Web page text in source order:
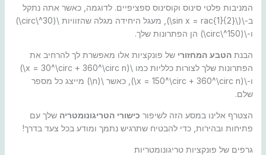
המניבות פלטי סינוס וקוסינוס ספציפיים. לדוגמה, כאשר אתה נתקל
ב-\(\sin x = rac{1}{2}\), מעגל היחידה מגלה שהזוויות \(30^\circ\)
ו-\(150^\circ\) הן הפתרונות שלך.
הבנת הטבע המחזורי של פונקציות אלו מאפשרת לך להרחיב את
הפתרונות שלך לצורות כלליות כמו \(x = 30^\circ + 360^\circ n\)
ו-\(x = 150^\circ + 360^\circ n\), כאשר \(n\) מייצג כל מספר
שלם.
הצטרף אלינו במסע הזה לשיפור כישורי הטריגונומטריה שלך עם
פתיחות ובהירות, כדי להבטיח שתרגיש נתמך ומודע בכל צעד בדרך!
גרפים של פונקציות טריגונומטריות